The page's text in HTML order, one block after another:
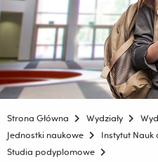
Strona Główna Wydziały
Jednostki naukowe
Instytut Nauk
Studia podyplomowe